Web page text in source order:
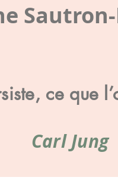
ce que
Carl Jung